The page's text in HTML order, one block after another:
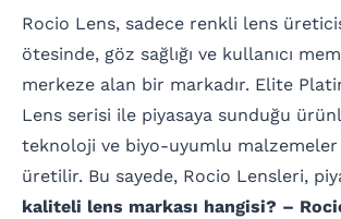
Rocio Lens, sadece renkli lens
ötesinde, göz sağlığı ve kullanıcı
merkeze alan bir markadır. Elite
Lens serisi ile piyasaya sunduğu
teknoloji ve biyo-uyumlu malzemeler
üretilir. Bu sayede, Rocio Lensleri,
kaliteli lens markası hangisi? –